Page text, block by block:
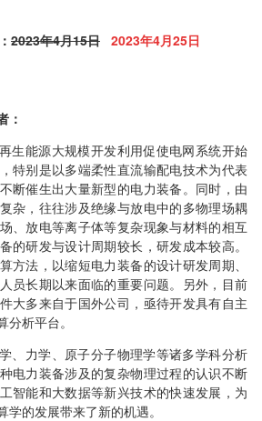
2023年4月15日 2023年4月25日
：
生能源大规模开发利用促使电网系统开始
特别是以多端柔性直流输配电技术为代表
断催生出大量新型的电力装备。同时，由
杂，往往涉及绝缘与放电中的多物理场耦
、放电等离子体等复杂现象与材料的相互
的研发与设计周期较长，研发成本较高。
方法，以缩短电力装备的设计研发周期、
员长期以来面临的重要问题。另外，目前
大多来自于国外公司，亟待开发具有自主
析平台。
、力学、原子分子物理学等诸多学科分析
电力装备涉及的复杂物理过程的认识不断
智能和大数据等新兴技术的快速发展，为
的发展带来了新的机遇。